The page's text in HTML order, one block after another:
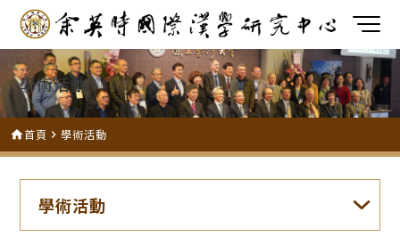
學術活動
home首頁 navigate_next 學術活動
學術活動